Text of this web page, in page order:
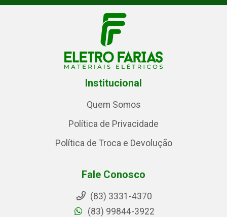
Institucional
Quem Somos
Política de Privacidade
Política de Troca e Devolução
Fale Conosco
(83) 3331-4370
(83) 99844-3922